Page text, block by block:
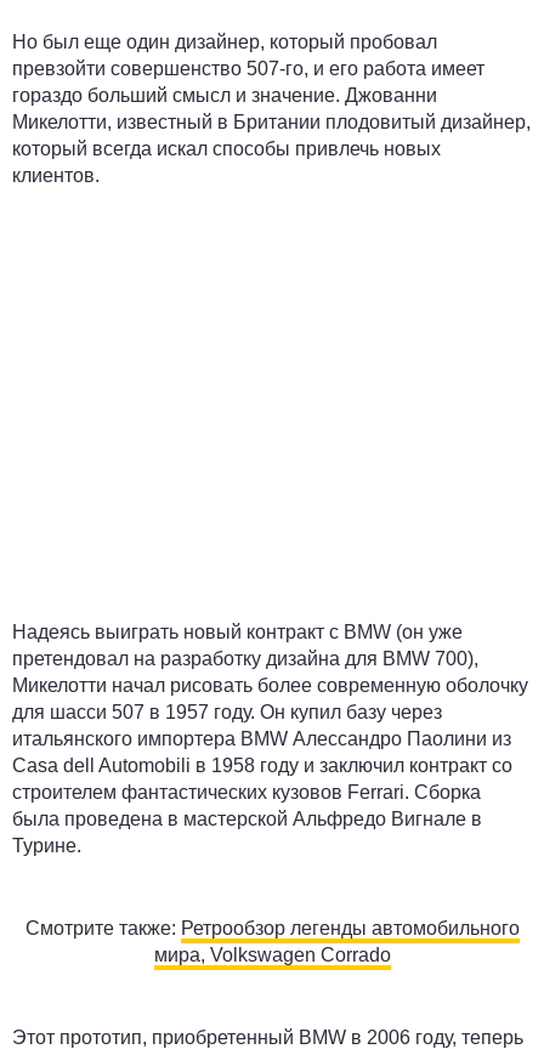
Но был еще один дизайнер, который пробовал
превзойти совершенство 507-го, и его работа имеет
гораздо больший смысл и значение. Джованни
Микелотти, известный в Британии плодовитый дизайнер,
который всегда искал способы привлечь новых
клиентов.
Надеясь выиграть новый контракт с BMW (он уже
претендовал на разработку дизайна для BMW 700),
Микелотти начал рисовать более современную оболочку
для шасси 507 в 1957 году. Он купил базу через
итальянского импортера BMW Алессандро Паолини из
Casa dell Automobili в 1958 году и заключил контракт со
строителем фантастических кузовов Ferrari. Сборка
была проведена в мастерской Альфредо Вигнале в
Турине.
Смотрите также: Ретрообзор легенды автомобильного
мира, Volkswagen Corrado
Этот прототип, приобретенный BMW в 2006 году, теперь